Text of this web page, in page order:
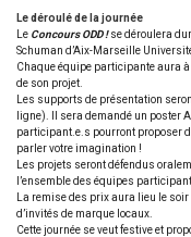
Le déroulé de la journée
Le Concours ODD !se déroulera
Schuman d’Aix-Marseille
Chaque équipe participante aura
de son projet.
Les supports de présentation
ligne). Il sera demandé un poster
participant.e.s pourront proposer
parler votre imagination !
Les projets seront défendus
l’ensemble des équipes
La remise des prix aura lieu le
d’invités de marque locaux.
Cette journée se veut festive et